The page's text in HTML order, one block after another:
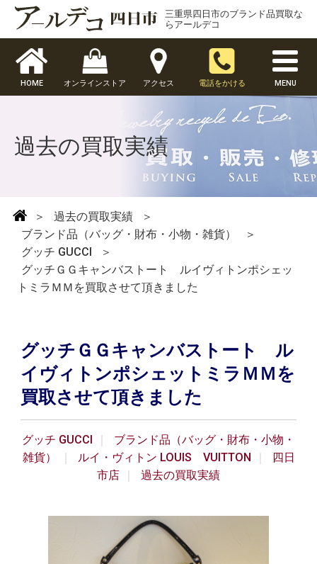
三重県四日市のブランド品買取な
らアールデコ
HOME オンラインストア アクセス 電話をかける MENU
過去の買取実績
＞ 過去の買取実績
＞
ブランド品（バッグ・財布・小物・雑貨）
＞
グッチ GUCCI
＞
グッチＧＧキャンバストート ルイヴィトンポシェッ
トミラＭＭを買取させて頂きました
グッチＧＧキャンバストート ル
イヴィトンポシェットミラＭＭを
買取させて頂きました
グッチ GUCCI
ブランド品（バッグ・財布・小物・
雑貨）
ルイ・ヴィトン LOUIS VUITTON
四日
市店
過去の買取実績